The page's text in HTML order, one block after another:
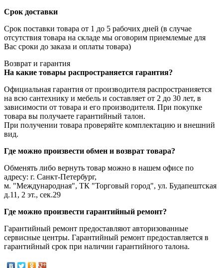
Срок доставки
Срок поставки товара от 1 до 5 рабочих дней (в случае
отсутствия товара на складе мы оговорим приемлемые для
Вас сроки до заказа и оплаты товара)
Возврат и гарантия
На какие товары распространяется гарантия?
Официальная гарантия от производителя распространияется
на всю сантехнику и мебель и составляет от 2 до 30 лет, в
зависимости от товара и его производителя. При покупке
товара вы получаете гарантийный талон.
При получении товара проверяйте комплектацию и внешний
вид.
Где можно произвести обмен и возврат товара?
Обменять либо вернуть товар можно в нашем офисе по
адресу: г. Санкт-Петербург,
м. "Международная", ТК "Торговый город", ул. Будапештская
д.11, 2 эт., сек.29
Где можно произвести гарантийный ремонт?
Гарантийный ремонт предоставляют авторизованные
сервисные центры. Гарантийный ремонт предоставляется в
гарантийный срок при наличии гарантийного талона.